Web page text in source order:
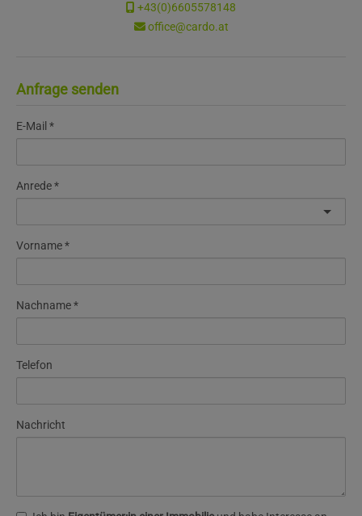
+43(0)6605578148
office@cardo.at
Anfrage senden
E-Mail
Anrede
Vorname
Nachname
Telefon
Nachricht